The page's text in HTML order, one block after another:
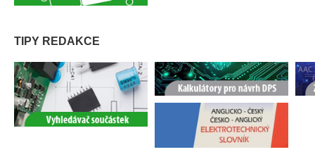
TIPY REDAKCE